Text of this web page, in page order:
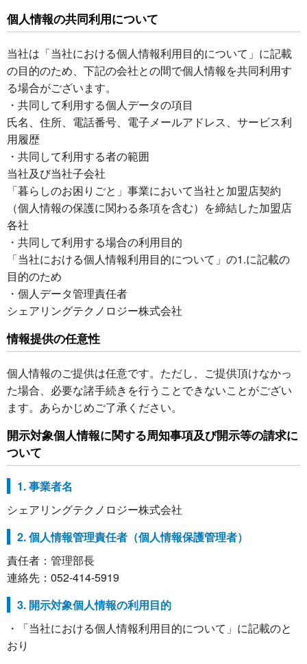
個人情報の共同利用について
当社は「当社における個人情報利用目的について」に記載
の目的のため、下記の会社との間で個人情報を共同利用す
る場合がございます。
・共同して利用する個人データの項目
氏名、住所、電話番号、電子メールアドレス、サービス利
用履歴
・共同して利用する者の範囲
当社及び当社子会社
「暮らしのお困りごと」事業において当社と加盟店契約
（個人情報の保護に関わる条項を含む）を締結した加盟店
各社
・共同して利用する場合の利用目的
「当社における個人情報利用目的について」の1.に記載の
目的のため
・個人データ管理責任者
シェアリングテクノロジー株式会社
情報提供の任意性
個人情報のご提供は任意です。ただし、ご提供頂けなかっ
た場合、必要な諸手続きを行うことできないことがござい
ます。あらかじめご了承ください。
開示対象個人情報に関する周知事項及び開示等の請求に
ついて
1. 事業者名
シェアリングテクノロジー株式会社
2. 個人情報管理責任者（個人情報保護管理者）
責任者：管理部長
連絡先：052-414-5919
3. 開示対象個人情報の利用目的
・「当社における個人情報利用目的について」に記載のと
おり